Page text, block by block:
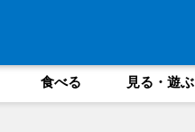
食べる 見る・遊ぶ